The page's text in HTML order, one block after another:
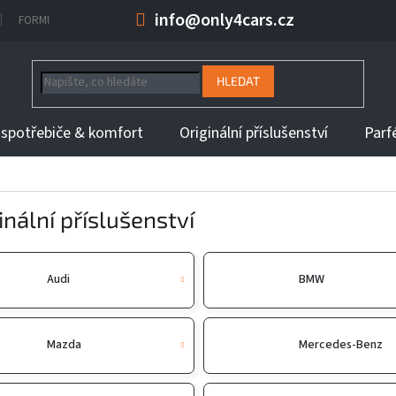
info@only4cars.cz
FORMULÁŘ NA ODSTOUPENÍ OD KUPNÍ SMLOUVY INFORMACE K DOBĚ
HLEDAT
& komfort Originální příslušenství
příslušenství
Audi BMW
Mazda Mercedes-Benz